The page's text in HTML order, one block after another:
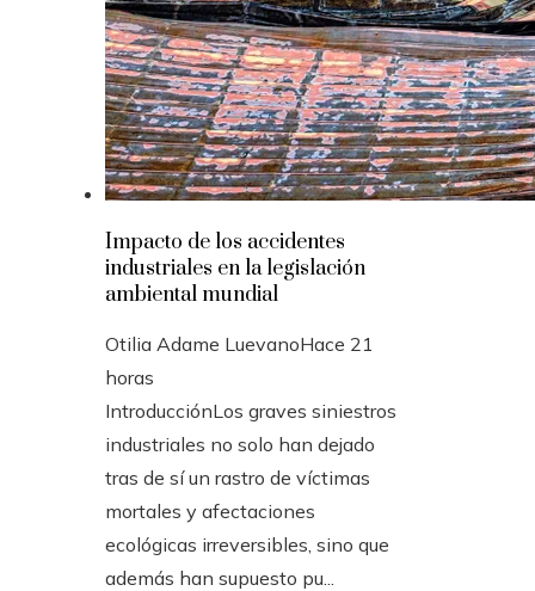
Impacto de los accidentes
industriales en la legislación
ambiental mundial
Otilia Adame LuevanoHace 21
horas
IntroducciónLos graves siniestros
industriales no solo han dejado
tras de sí un rastro de víctimas
mortales y afectaciones
ecológicas irreversibles, sino que
además han supuesto pu...